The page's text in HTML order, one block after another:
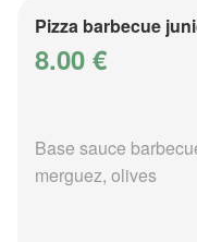
Pizza barbecue
8.00 €
Base sauce
merguez, olives